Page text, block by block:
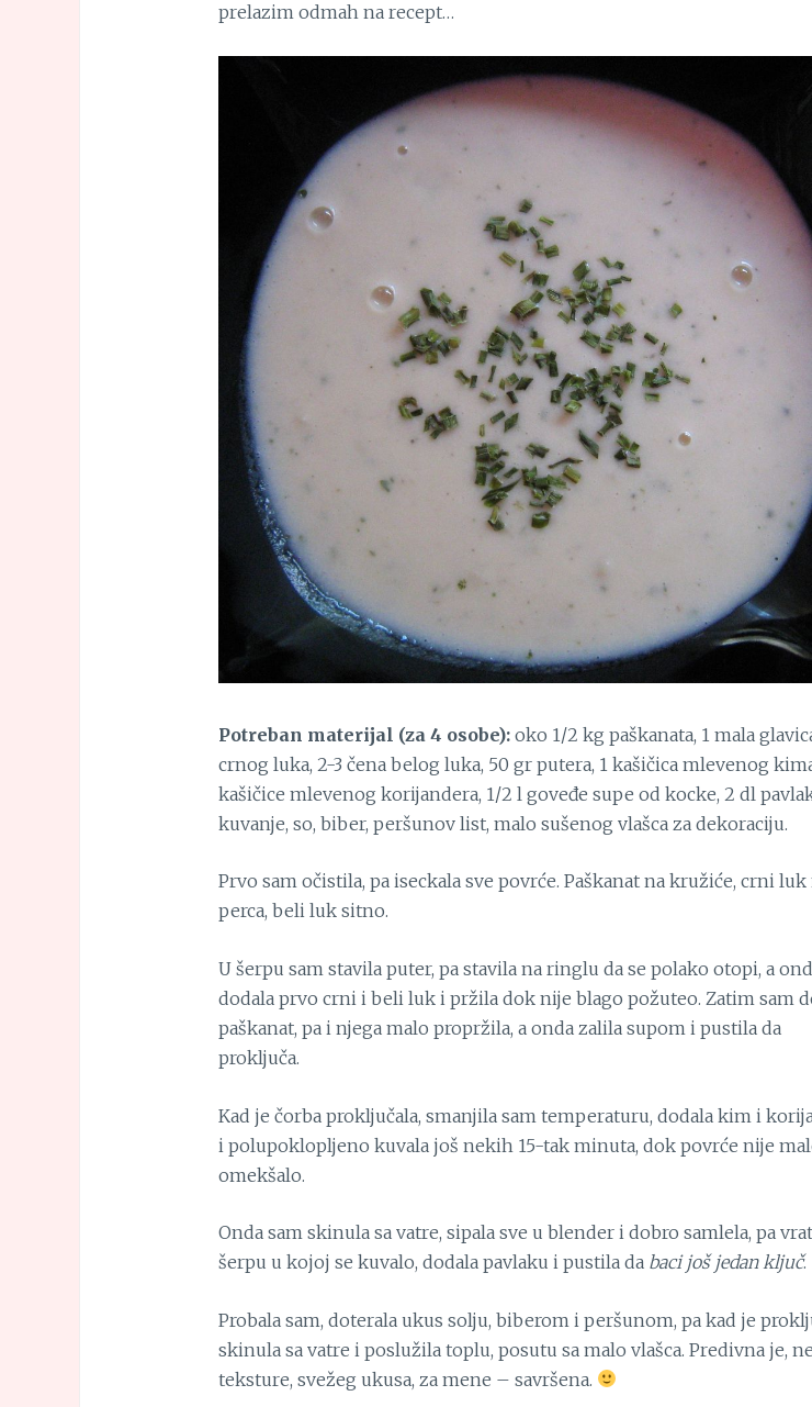
prelazim odmah na recept…
Potreban materijal (za 4 osobe):oko 1/2 kg paškanata, 1 mala
crnog luka, 2-3 čena belog luka, 50 gr putera, 1 kašičica mlevenog
kašičice mlevenog korijandera, 1/2 l goveđe supe od kocke, 2 dl
kuvanje, so, biber, peršunov list, malo sušenog vlašca za dekoraciju.
Prvo sam očistila, pa iseckala sve povrće. Paškanat na kružiće, crni luk
perca, beli luk sitno.
U šerpu sam stavila puter, pa stavila na ringlu da se polako otopi, a
dodala prvo crni i beli luk i pržila dok nije blago požuteo. Zatim sam
paškanat, pa i njega malo propržila, a onda zalila supom i pustila da
proključa.
Kad je čorba proključala, smanjila sam temperaturu, dodala kim i
i polupoklopljeno kuvala još nekih 15-tak minuta, dok povrće nije
omekšalo.
Onda sam skinula sa vatre, sipala sve u blender i dobro samlela, pa
šerpu u kojoj se kuvalo, dodala pavlaku i pustila da baci još jedan ključ.
Probala sam, doterala ukus solju, biberom i peršunom, pa kad je
skinula sa vatre i poslužila toplu, posutu sa malo vlašca. Predivna je,
teksture, svežeg ukusa, za mene – savršena.